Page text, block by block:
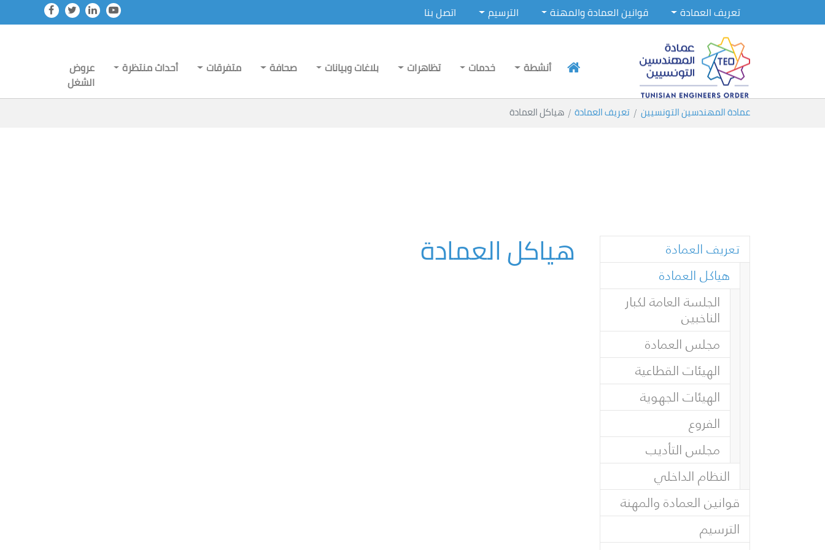
Skip to main content
تعريف العمادة قوانين العمادة والمهنة الترسيم اتصل بنا
أنشطة خدمات تظاهرات بلاغات وبيانات صحافة متفرقات أحداث منتظرة
عروض
الشغل
You are here:
عمادة المهندسين التونسيين تعريف العمادة هياكل العمادة
تعريف العمادة
هياكل العمادة
(current)
الجلسة العامة لكبار
الناخبين
مجلس العمادة
الهيئات القطاعية
الهيئات الجهوية
الفروع
مجلس التأديب
النظام الداخلي
قوانين العمادة والمهنة
الترسيم
هياكل العمادة